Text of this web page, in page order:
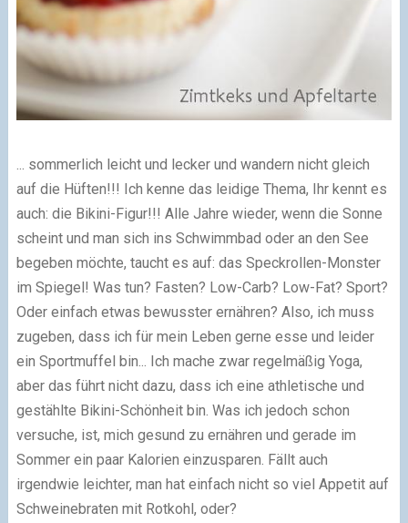
... sommerlich leicht und lecker und wandern nicht gleich
auf die Hüften!!! Ich kenne das leidige Thema, Ihr kennt es
auch: die Bikini-Figur!!! Alle Jahre wieder, wenn die Sonne
scheint und man sich ins Schwimmbad oder an den See
begeben möchte, taucht es auf: das Speckrollen-Monster
im Spiegel! Was tun? Fasten? Low-Carb? Low-Fat? Sport?
Oder einfach etwas bewusster ernähren? Also, ich muss
zugeben, dass ich für mein Leben gerne esse und leider
ein Sportmuffel bin... Ich mache zwar regelmäßig Yoga,
aber das führt nicht dazu, dass ich eine athletische und
gestählte Bikini-Schönheit bin. Was ich jedoch schon
versuche, ist, mich gesund zu ernähren und gerade im
Sommer ein paar Kalorien einzusparen. Fällt auch
irgendwie leichter, man hat einfach nicht so viel Appetit auf
Schweinebraten mit Rotkohl, oder?